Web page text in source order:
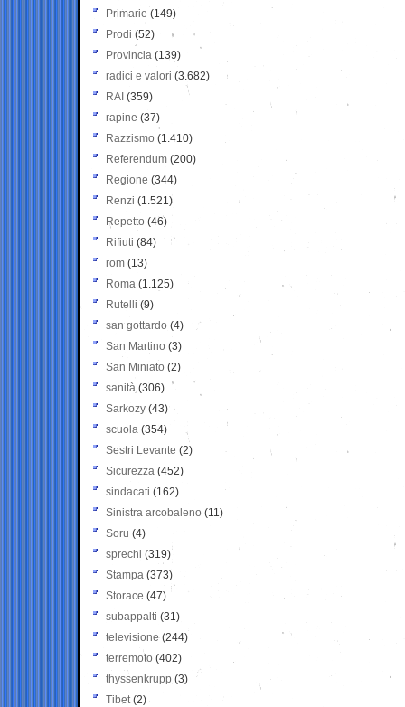
Primarie (149)
Prodi (52)
Provincia (139)
radici e valori (3.682)
RAI (359)
rapine (37)
Razzismo (1.410)
Referendum (200)
Regione (344)
Renzi (1.521)
Repetto (46)
Rifiuti (84)
rom (13)
Roma (1.125)
Rutelli (9)
san gottardo (4)
San Martino (3)
San Miniato (2)
sanità (306)
Sarkozy (43)
scuola (354)
Sestri Levante (2)
Sicurezza (452)
sindacati (162)
Sinistra arcobaleno (11)
Soru (4)
sprechi (319)
Stampa (373)
Storace (47)
subappalti (31)
televisione(244)
terremoto (402)
thyssenkrupp (3)
Tibet(2)